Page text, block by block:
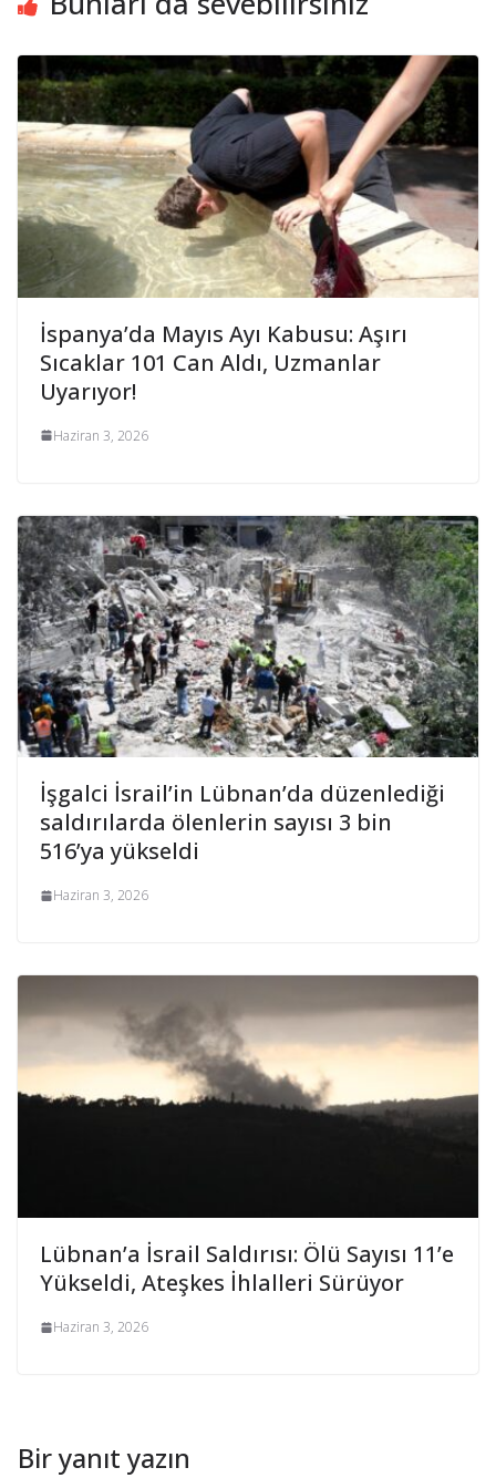
İspanya’da Mayıs Ayı Kabusu: Aşırı
Sıcaklar 101 Can Aldı, Uzmanlar
Uyarıyor!
Haziran 3, 2026
İşgalci İsrail’in Lübnan’da düzenlediği
saldırılarda ölenlerin sayısı 3 bin
516’ya yükseldi
Haziran 3, 2026
Lübnan’a İsrail Saldırısı: Ölü Sayısı 11’e
Yükseldi, Ateşkes İhlalleri Sürüyor
Haziran 3, 2026
Bir yanıt yazın